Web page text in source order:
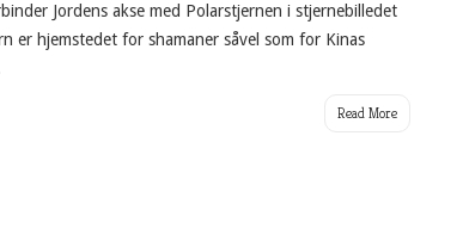
Jordens akse med Polarstjernen i stjernebilledet
er hjemstedet for shamaner såvel som for Kinas
Read More